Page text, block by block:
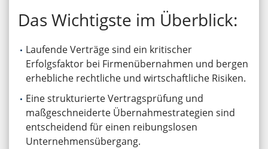
Das Wichtigste im Überblick:
Laufende Verträge sind ein kritischer
Erfolgsfaktor bei Firmenübernahmen und bergen
erhebliche rechtliche und wirtschaftliche Risiken.
Eine strukturierte Vertragsprüfung und
maßgeschneiderte Übernahmestrategien sind
entscheidend für einen reibungslosen
Unternehmensübergang.